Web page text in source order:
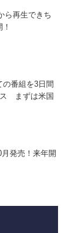
ら再生できち
番組を3日間
ス まずは米国
発売！来年開